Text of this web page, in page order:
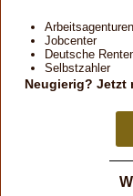
Arbeitsagenturen
Jobcenter
Deutsche
Selbstzahler
Neugierig? Jetzt